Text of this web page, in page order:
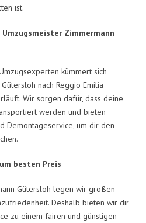
ist.
Zimmermann
kümmert sich
nach Reggio Emilia
Wir sorgen dafür, dass deine
werden und bieten
Demontageservice, um dir den
besten Preis
Gütersloh legen wir großen
Deshalb bieten wir dir
zu einem fairen und günstigen